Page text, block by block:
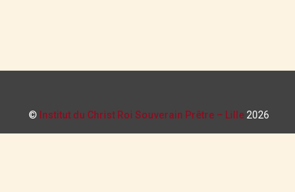
© Institut du Christ Roi Souverain Prêtre – Lille 2026